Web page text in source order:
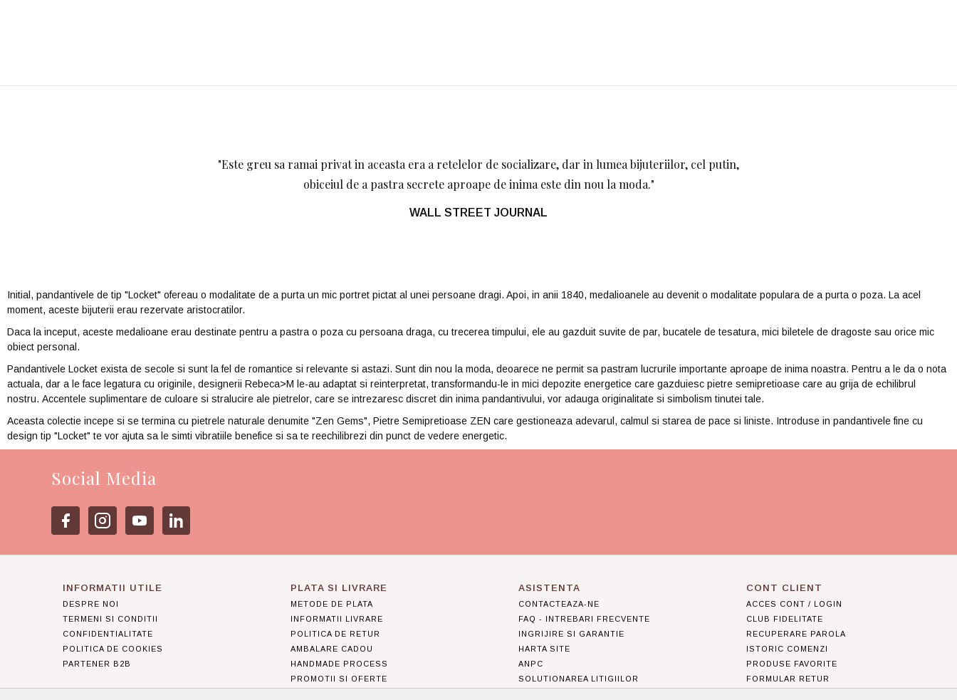
"Este greu sa ramai privat in aceasta era a retelelor de socializare, dar in lumea bijuteriilor, cel putin,
obiceiul de a pastra secrete aproape de inima este din nou la moda."
WALL STREET JOURNAL
Initial, pandantivele de tip "Locket" ofereau o modalitate de a purta un mic portret pictat al unei persoane dragi. Apoi, in anii 1840, medalioanele au devenit o modalitate populara de a purta o poza. La acel
moment, aceste bijuterii erau rezervate aristocratilor.
Daca la inceput, aceste medalioane erau destinate pentru a pastra o poza cu persoana draga, cu trecerea timpului, ele au gazduit suvite de par, bucatele de tesatura, mici biletele de dragoste sau orice mic
obiect personal.
Pandantivele Locket exista de secole si sunt la fel de romantice si relevante si astazi. Sunt din nou la moda, deoarece ne permit sa pastram lucrurile importante aproape de inima noastra. Pentru a le da o nota
actuala, dar a le face legatura cu originile, designerii Rebeca>M le-au adaptat si reinterpretat, transformandu-le in mici depozite energetice care gazduiesc pietre semipretioase care au grija de echilibrul
nostru. Accentele suplimentare de culoare si stralucire ale pietrelor, care se intrezaresc discret din inima pandantivului, vor adauga originalitate si simbolism tinutei tale.
Aceasta colectie incepe si se termina cu pietrele naturale denumite "Zen Gems", Pietre Semipretioase ZEN care gestioneaza adevarul, calmul si starea de pace si liniste. Introduse in pandantivele fine cu
design tip "Locket" te vor ajuta sa le simti vibratiile benefice si sa te reechilibrezi din punct de vedere energetic.
Social Media
INFORMATII UTILE
DESPRE NOI
TERMENI SI CONDITII
CONFIDENTIALITATE
POLITICA DE COOKIES
PARTENER B2B
PLATA SI LIVRARE
METODE DE PLATA
INFORMATII LIVRARE
POLITICA DE RETUR
AMBALARE CADOU
HANDMADE PROCESS
PROMOTII SI OFERTE
ASISTENTA
CONTACTEAZA-NE
FAQ - INTREBARI FRECVENTE
INGRIJIRE SI GARANTIE
HARTA SITE
ANPC
SOLUTIONAREA LITIGIILOR
CONT CLIENT
ACCES CONT / LOGIN
CLUB FIDELITATE
RECUPERARE PAROLA
ISTORIC COMENZI
PRODUSE FAVORITE
FORMULAR RETUR